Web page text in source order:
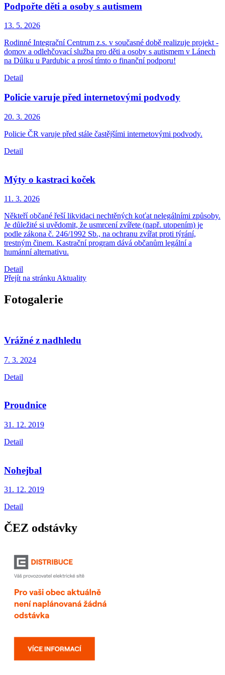
Podpořte děti a osoby s autismem
13. 5. 2026
Rodinné Integrační Centrum z.s. v současné době realizuje projekt -
domov a odlehčovací služba pro děti a osoby s autismem v Lánech
na Důlku u Pardubic a prosí tímto o finanční podporu!
Detail
Policie varuje před internetovými podvody
20. 3. 2026
Policie ČR varuje před stále častějšími internetovými podvody.
Detail
Mýty o kastraci koček
11. 3. 2026
Někteří občané řeší likvidaci nechtěných koťat nelegálními způsoby.
Je důležité si uvědomit, že usmrcení zvířete (např. utopením) je
podle zákona č. 246/1992 Sb., na ochranu zvířat proti týrání,
trestným činem. Kastrační program dává občanům legální a
humánní alternativu.
Detail
Přejít na stránku Aktuality
Fotogalerie
Vrážné z nadhledu
7. 3. 2024
Detail
Proudnice
31. 12. 2019
Detail
Nohejbal
31. 12. 2019
Detail
ČEZ odstávky